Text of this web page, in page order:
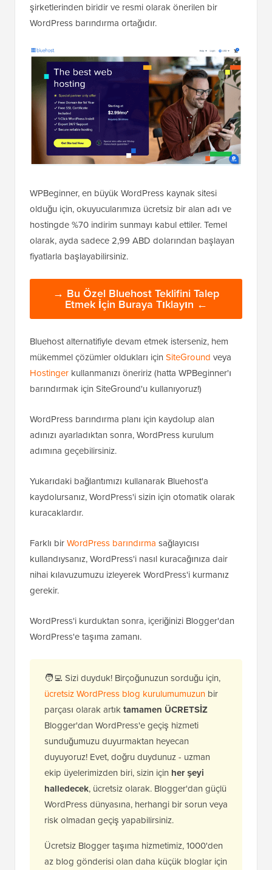
şirketlerinden biridir ve resmi olarak önerilen bir
WordPress barındırma ortağıdır.
WPBeginner, en büyük WordPress kaynak sitesi
olduğu için, okuyucularımıza ücretsiz bir alan adı ve
hostingde %70 indirim sunmayı kabul ettiler. Temel
olarak, ayda sadece 2,99 ABD dolarından başlayan
fiyatlarla başlayabilirsiniz.
→ Bu Özel Bluehost Teklifini Talep
Etmek İçin Buraya Tıklayın ←
Bluehost alternatifiyle devam etmek isterseniz, hem
mükemmel çözümler oldukları için SiteGround veya
Hostinger kullanmanızı öneririz (hatta WPBeginner'ı
barındırmak için SiteGround'u kullanıyoruz!)
WordPress barındırma planı için kaydolup alan
adınızı ayarladıktan sonra, WordPress kurulum
adımına geçebilirsiniz.
Yukarıdaki bağlantımızı kullanarak Bluehost'a
kaydolursanız, WordPress'i sizin için otomatik olarak
kuracaklardır.
Farklı birWordPress barındırma sağlayıcısı
kullandıysanız, WordPress'i nasıl kuracağınıza dair
nihai kılavuzumuzu izleyerek WordPress'i kurmanız
gerekir.
WordPress'i kurduktan sonra, içeriğinizi Blogger'dan
WordPress'e taşıma zamanı.
🧑‍💻 Sizi duyduk! Birçoğunuzun sorduğu için,
ücretsiz WordPress blog kurulumumuzun bir
parçası olarak artıktamamen ÜCRETSİZ
Blogger'dan WordPress'e geçiş hizmeti
sunduğumuzu duyurmaktan heyecan
duyuyoruz! Evet, doğru duydunuz - uzman
ekip üyelerimizden biri, sizin için her şeyi
halledecek, ücretsiz olarak. Blogger'dan güçlü
WordPress dünyasına, herhangi bir sorun veya
risk olmadan geçiş yapabilirsiniz.
Ücretsiz Blogger taşıma hizmetimiz, 1000'den
az blog gönderisi olan daha küçük bloglar için